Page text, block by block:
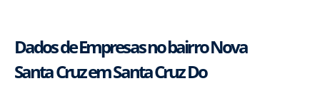
Dados de Empresas no bairro Nova
Santa Cruz em Santa Cruz Do